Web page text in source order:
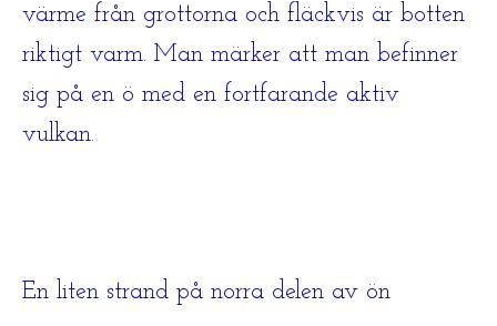
värme från grottorna och fläckvis är botten
riktigt varm. Man märker att man befinner
sig på en ö med en fortfarande aktiv
vulkan.
En liten strand på norra delen av ön